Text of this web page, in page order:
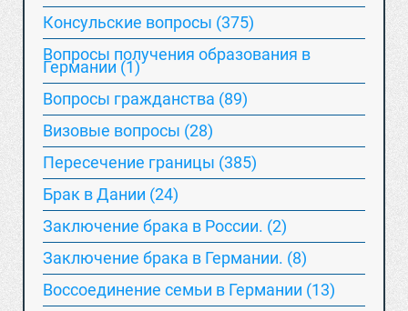
Консульские вопросы (375)
Вопросы получения образования в
Германии (1)
Вопросы гражданства (89)
Визовые вопросы (28)
Пересечение границы (385)
Брак в Дании (24)
Заключение брака в России. (2)
Заключение брака в Германии. (8)
Воссоединение семьи в Германии (13)